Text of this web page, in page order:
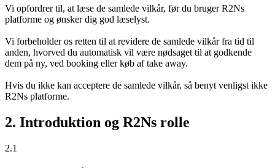
Vi opfordrer til, at læse de samlede vilkår, før du bruger R2Ns
platforme og ønsker dig god læselyst.
Vi forbeholder os retten til at revidere de samlede vilkår fra tid til
anden, hvorved du automatisk vil være nødsaget til at godkende
dem på ny, ved booking eller køb af take away.
Hvis du ikke kan acceptere de samlede vilkår, så benyt venligst ikke
R2Ns platforme.
2. Introduktion og R2Ns rolle
2.1